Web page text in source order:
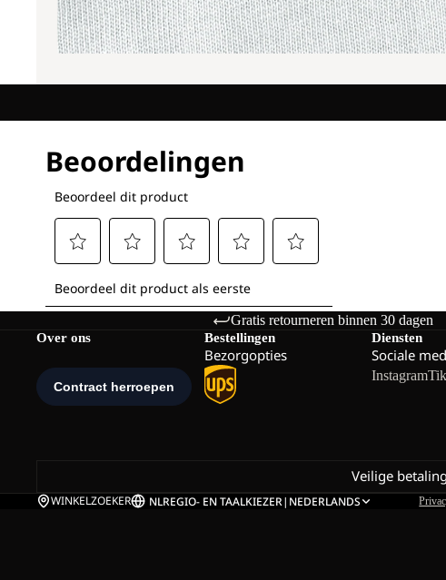
Gratis retourneren binnen 30 dagen
Over ons Bestellingen
Bezorgopties
Diensten
Sociale
Instagram
Veilige
WINKELZOEKER NLREGIO- EN TAALKIEZER| NEDERLANDS